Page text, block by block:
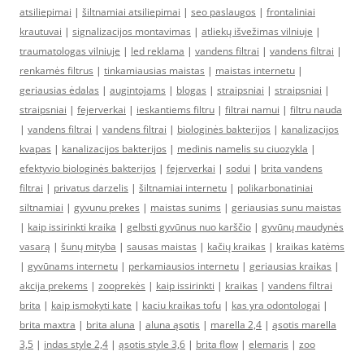
atsiliepimai | šiltnamiai atsiliepimai | seo paslaugos | frontaliniai
krautuvai | signalizacijos montavimas | atliekų išvežimas vilniuje |
traumatologas vilniuje | led reklama | vandens filtrai | vandens filtrai |
renkamės filtrus | tinkamiausias maistas | maistas internetu |
geriausias ėdalas | augintojams | blogas | straipsniai | straipsniai |
straipsniai | fejerverkai | ieskantiems filtru | filtrai namui | filtru nauda
| vandens filtrai | vandens filtrai | biologinės bakterijos | kanalizacijos
kvapas | kanalizacijos bakterijos | medinis namelis su ciuozykla |
efektyvio biologinės bakterijos | fejerverkai | sodui | brita vandens
filtrai | privatus darzelis | šiltnamiai internetu | polikarbonatiniai
siltnamiai | gyvunu prekes | maistas sunims | geriausias sunu maistas
| kaip issirinkti kraika | gelbsti gyvūnus nuo karščio | gyvūnų maudynės
vasarą | šunų mityba | sausas maistas | kačių kraikas | kraikas katėms
| gyvūnams internetu | perkamiausios internetu | geriausias kraikas |
akcija prekems | zooprekės | kaip issirinkti | kraikas | vandens filtrai
brita | kaip ismokyti kate | kaciu kraikas tofu | kas yra odontologai |
brita maxtra | brita aluna | aluna ąsotis | marella 2,4 | ąsotis marella
3,5 | indas style 2,4 | ąsotis style 3,6 | brita flow | elemaris | zoo